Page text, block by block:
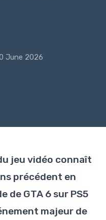
June 2026
jeu vidéo connaît
précédent en
de GTA 6 sur PS5
majeur de